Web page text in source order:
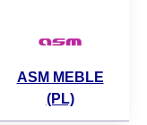
ASM MEBLE
(PL)